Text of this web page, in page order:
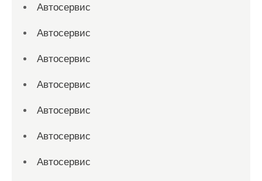
Автосервис
Автосервис
Автосервис
Автосервис
Автосервис
Автосервис
Автосервис